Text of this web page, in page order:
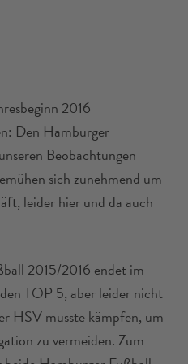
2016
Den Hamburger
Beobachtungen
sich zunehmend um
leider hier und da auch
2015/2016 endet im
TOP 5, aber leider nicht
HSV musste kämpfen, um
zu vermeiden. Zum